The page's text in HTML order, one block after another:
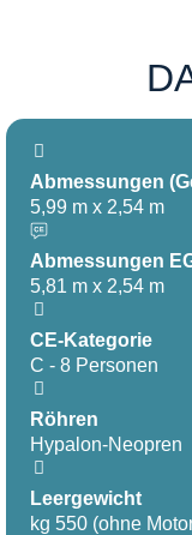
Abmessungen
5,99 m x 2,54 m
Abmessungen
5,81 m x 2,54 m
CE-Kategorie
C - 8 Personen
Röhren
Hypalon-Neopren
Leergewicht
kg 550 (ohne